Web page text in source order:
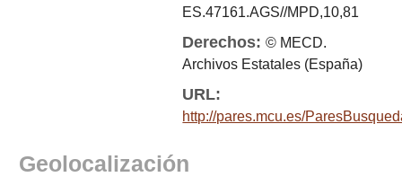
ES.47161.AGS//MPD,10,81
Derechos:© MECD.
Archivos Estatales (España)
URL:
http://pares.mcu.es/
Geolocalización